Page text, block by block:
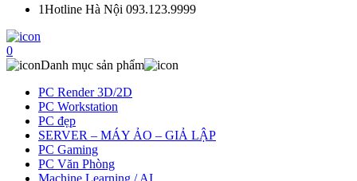
1Hotline Hà Nội 093.123.9999
0
Danh mục sản phẩm
PC Render 3D/2D
PC Workstation
PC đẹp
SERVER – MÁY ẢO – GIẢ LẬP
PC Gaming
PC Văn Phòng
Machine Learning / AI